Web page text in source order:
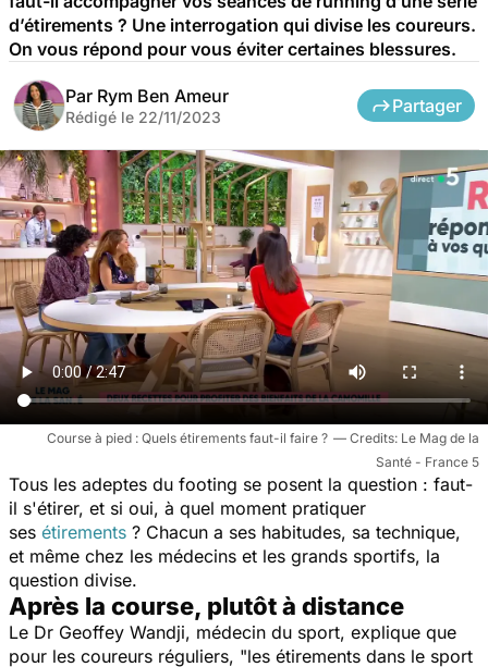
d’étirements ? Une interrogation qui divise les coureurs.
On vous répond pour vous éviter certaines blessures.
Par Rym Ben Ameur
Rédigé le 22/11/2023
Partager
Course à pied : Quels étirements faut-il faire ?
Le Mag de la
Santé - France 5
Tous les adeptes du footing se posent la question : faut-
il s'étirer, et si oui, à quel moment pratiquer
ses étirements ? Chacun a ses habitudes, sa technique,
et même chez les médecins et les grands sportifs, la
question divise.
Après la course, plutôt à distance
Le Dr Geoffey Wandji, médecin du sport, explique que
pour les coureurs réguliers, "les étirements dans le sport